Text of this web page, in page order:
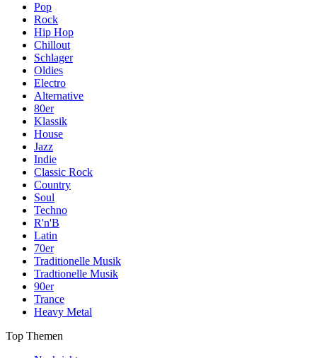
Pop
Rock
Hip Hop
Chillout
Schlager
Oldies
Electro
Alternative
80er
Klassik
House
Jazz
Indie
Classic Rock
Country
Soul
Techno
R'n'B
Latin
70er
Traditionelle Musik
Tradtionelle Musik
90er
Trance
Heavy Metal
Top Themen